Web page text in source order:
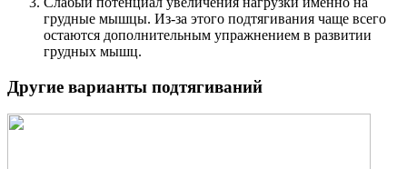
грудные мышцы. Из-за этого подтягивания чаще всего
остаются дополнительным упражнением в развитии
грудных мышц.
Другие варианты подтягиваний